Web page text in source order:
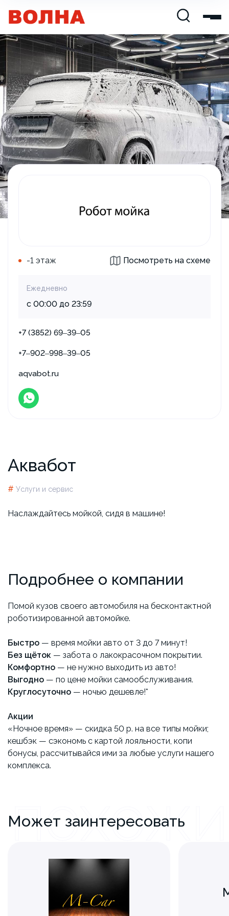
Аквабот
# Услуги и сервис
Наслаждайтесь мойкой, сидя в машине!
-1 этаж Посмотреть на схеме
Ежедневно
с 00:00 до 23:59
+7 (3852) 69‒39‒05
+7‒902‒998‒39‒05
aqvabot.ru
Подробнее о компании
Помой кузов своего автомобиля на бесконтактной
роботизированной автомойке.
Быстро — время мойки авто от 3 до 7 минут!
Без щёток — забота о лакокрасочном покрытии.
Комфортно — не нужно выходить из авто!
Выгодно — по цене мойки самообслуживания.
Круглосуточно — ночью дешевле!*
Акции
«Ночное время» — скидка 50 р. на все типы мойки;
кешбэк — сэкономь с картой лояльности, копи
бонусы, рассчитывайся ими за любые услуги нашего
комплекса.
Может заинтересовать